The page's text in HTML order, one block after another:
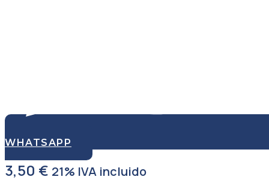
WHATSAPP
3,50 € 21% IVA incluido